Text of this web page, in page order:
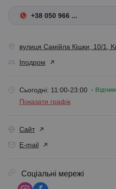
+38 050 966 ...
вулиця Самійла Кішки, 10/1,
Іподром
Сьогодні: 11:00-23:00
Показати графік
Сайт
E-mail
Соціальні мережі